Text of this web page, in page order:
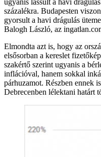
százalékra. Budapesten
gyorsult a havi drágulás
Balogh László, az
Elmondta azt is, hogy az
elsősorban a kereslet
szakértő szerint ugyanis a
inflációval, hanem sokkal
párhuzamot. Részben ennek
Debrecenben lélektani határt